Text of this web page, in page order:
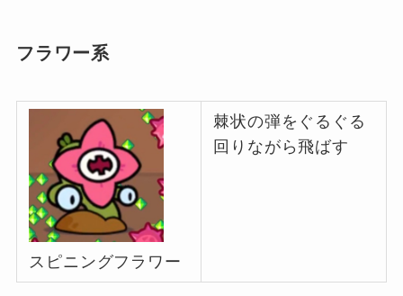
フラワー系
スピニングフラワー
棘状の弾をぐるぐる
回りながら飛ばす